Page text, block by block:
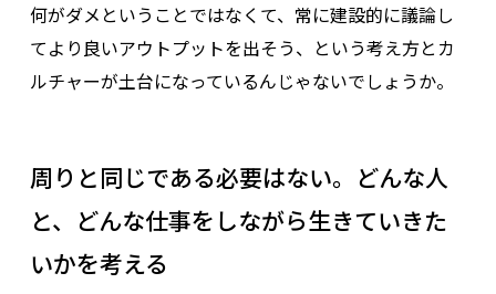
何がダメということではなくて、常に建設的に議論し
てより良いアウトプットを出そう、という考え方とカ
ルチャーが土台になっているんじゃないでしょうか。
周りと同じである必要はない。どんな人
と、どんな仕事をしながら生きていきた
いかを考える